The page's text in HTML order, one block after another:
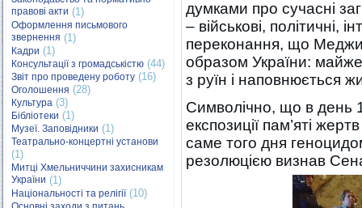
правові акти (1)
Оформлення письмового
звернення (1)
Кадри (1)
Консультації з громадськістю (44)
Звіт про проведену роботу (16)
Оголошення (28)
Культура (3)
Бібліотеки (1)
Музеї. Заповідники (1)
Театрально-концертні установи
(1)
Митці Хмельниччини захисникам
України (1)
Національності та релігії(10)
думками про сучасні
– військові, політичні,
переконання, що
образом України:
з руїн і наповнюється
Символічно, що в день
експозиції пам’яті
саме того дня
резолюцією визнав